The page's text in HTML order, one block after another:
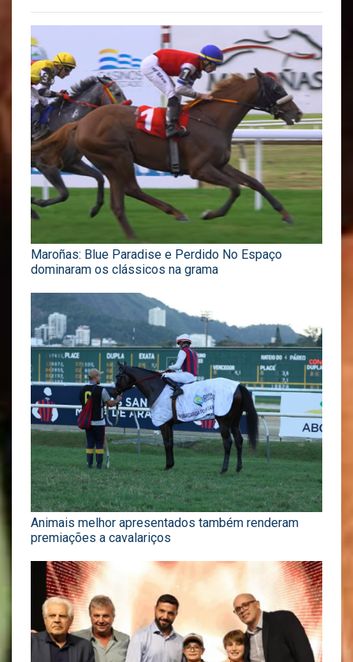
Maroñas: Blue Paradise e Perdido No Espaço
dominaram os clássicos na grama
Animais melhor apresentados também renderam
premiações a cavalariços